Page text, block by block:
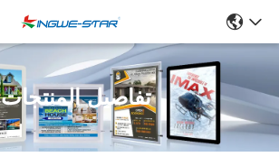
تفاصيل المنتجات